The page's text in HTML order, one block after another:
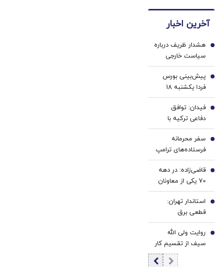
خرید40%تخفیف
بدون
و چک
پزشکی
سفید
کننده
خانگی
آخرین اخبار
هشدار ظریف درباره
سیاست خارجی
ایران: اروپا را
نمی‌توان از
معادلات حذف کرد|
مدیریت تنش با
آمریکا پیش‌شرط
گسترش روابط ایران
1
پیش‌بینی بورس
فردا یکشنبه 18
مرداد 1405 |
تقاضای سنگین در
انتظار معاملات فردا
2
فیدان: توافق
دفاعی ترکیه با
پاکستان و عربستان
علیه ایران نیست
3
سفر محرمانه
فرستاده‌های ترامپ
برای پایان جنگ
اوکراین؟
4
قاضی‌زاده: در دهه
70 یکی از معاونان
وزارت ارشاد،
مطبوعات را «شرّ
لازِم» خوانده بود |
منتجبی: انتقاد
وظیفه اصلی
روزنامه‌نگار است |
زاهد: بسیاری از
5
استاندار تهران:
قطعی برق
تولیدی‌ها بدون
اطلاع قبلی ممنوع
6
روایت ولی الله
سیف از تقسیم کار
بخش دولتی و
7